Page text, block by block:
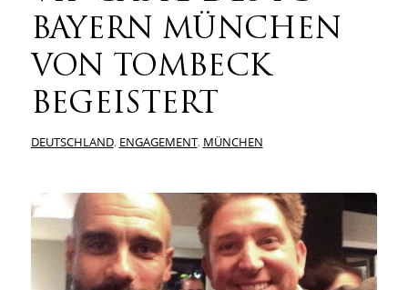
BAYERN MÜNCHEN
VON TOMBECK
BEGEISTERT
DEUTSCHLAND, ENGAGEMENT, MÜNCHEN